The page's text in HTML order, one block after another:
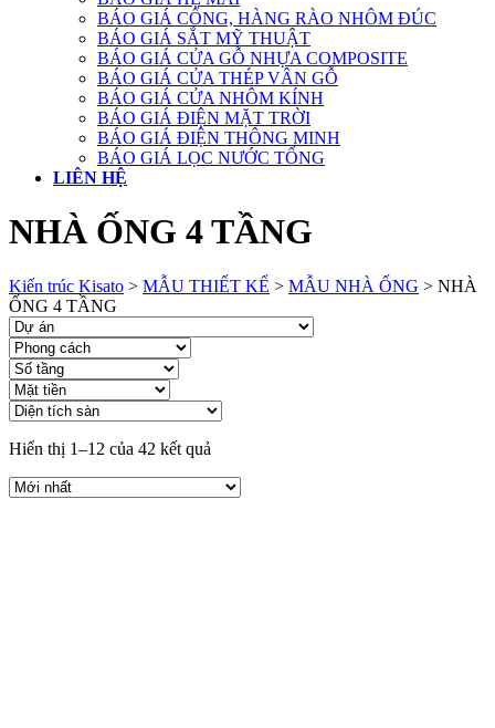
BÁO GIÁ CỔNG, HÀNG RÀO NHÔM ĐÚC
BÁO GIÁ SẮT MỸ THUẬT
BÁO GIÁ CỬA GỖ NHỰA COMPOSITE
BÁO GIÁ CỬA THÉP VÂN GỖ
BÁO GIÁ CỬA NHÔM KÍNH
BÁO GIÁ ĐIỆN MẶT TRỜI
BÁO GIÁ ĐIỆN THÔNG MINH
BÁO GIÁ LỌC NƯỚC TỔNG
LIÊN HỆ
NHÀ ỐNG 4 TẦNG
Kiến trúc Kisato > MẪU THIẾT KẾ > MẪU NHÀ ỐNG > NHÀ
ỐNG 4 TẦNG
Hiển thị 1–12 của 42 kết quả